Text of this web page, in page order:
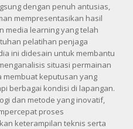
dengan penuh antusias,
mempresentasikan hasil
media learning yang telah
pelatihan penjaga
ini didesain untuk membantu
situasi permainan
membuat keputusan yang
berbagai kondisi di lapangan.
dan metode yang inovatif,
proses
keterampilan teknis serta